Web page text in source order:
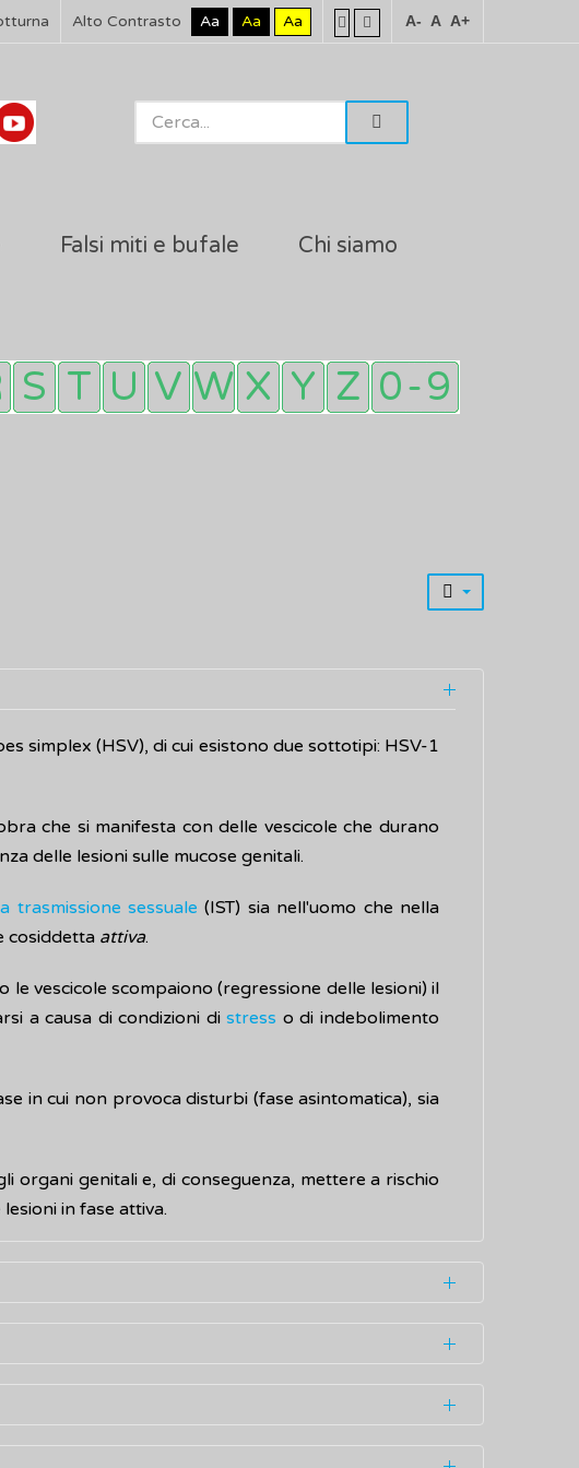
Alto Contrasto Aa Aa Aa A- A A+
Falsi miti e bufale Chi siamo
simplex (HSV), di cui esistono due sottotipi: HSV-1
che si manifesta con delle vescicole che durano
delle lesioni sulle mucose genitali.
trasmissione sessuale (IST) sia nell'uomo che nella
cosiddetta attiva.
vescicole scompaiono (regressione delle lesioni) il
a causa di condizioni distress o di indebolimento
in cui non provoca disturbi (fase asintomatica), sia
organi genitali e, di conseguenza, mettere a rischio
in fase attiva.
o prurito e la tendenza a creare piccole ferite
se non curate, possono rimanere per tre/quattro
prevalentemente, nel corso di rapporti
può essere utilizzata per proteggere i rapporti oro-
caratteristiche presenti sulle mucose genitali o